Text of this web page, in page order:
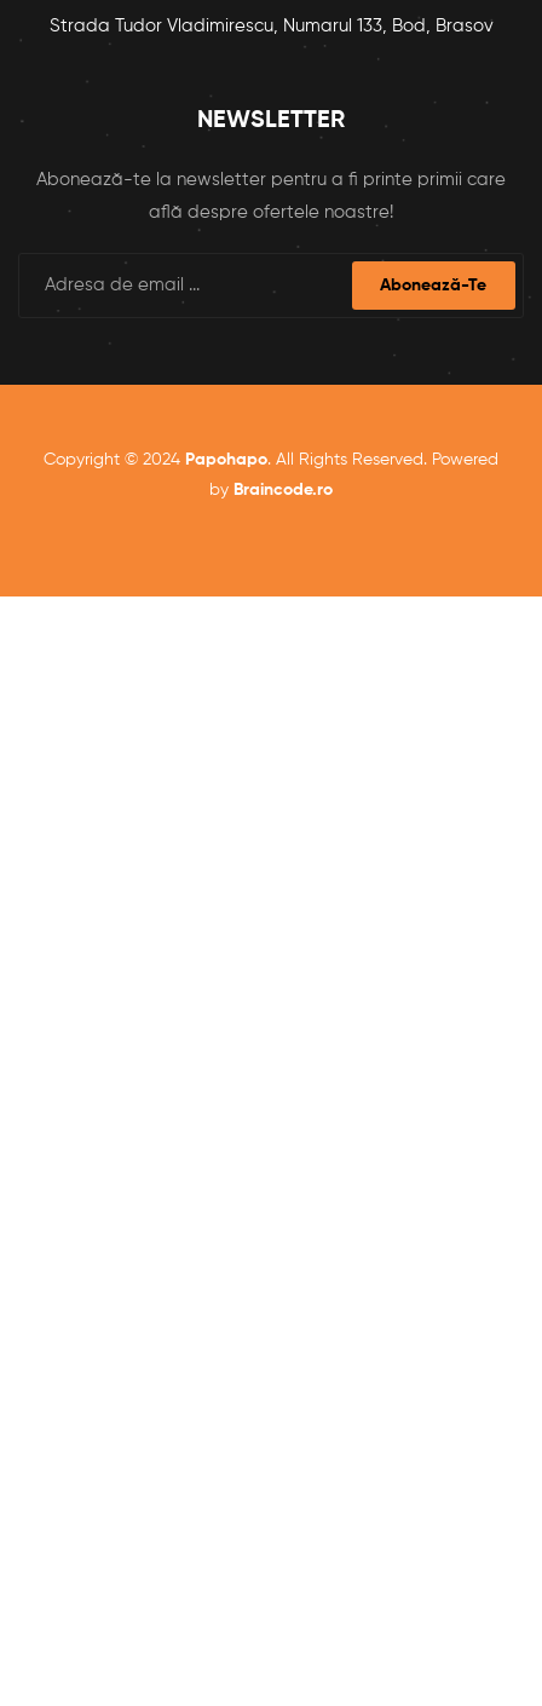
Strada Tudor Vladimirescu, Numarul 133, Bod, Brasov
NEWSLETTER
Abonează-te la newsletter pentru a fi printe primii care
află despre ofertele noastre!
Abonează-Te
Copyright © 2024 Papohapo. All Rights Reserved. Powered
by Braincode.ro